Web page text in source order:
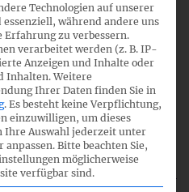
Technologien auf unserer
essenziell, während andere uns
Erfahrung zu verbessern.
verarbeitet werden (z. B. IP-
Anzeigen und Inhalte oder
Inhalten. Weitere
Ihrer Daten finden Sie in
. Es besteht keine Verpflichtung,
einzuwilligen, um dieses
Ihre Auswahl jederzeit unter
anpassen. Bitte beachten Sie,
möglicherweise
verfügbar sind.